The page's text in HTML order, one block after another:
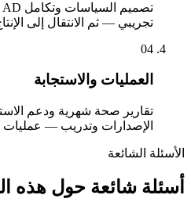
تجريبي — ثم الانتقال إلى
04
العمليات والاستجابة
تقارير صحة شهرية ودعم
الإصدارات وتدريب —
الأسئلة الشائعة
أسئلة شائعة حول هذه